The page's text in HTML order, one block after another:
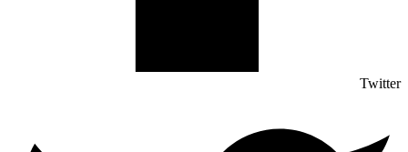
Twitter